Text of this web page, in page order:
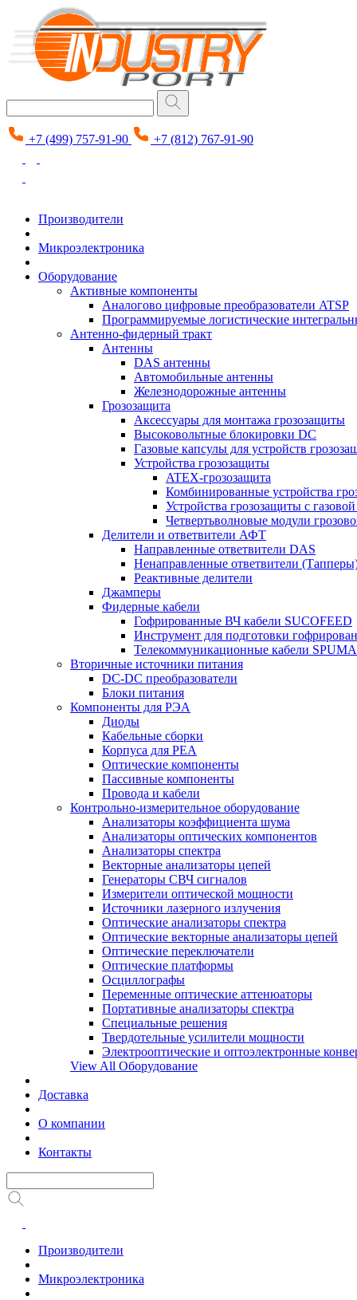
+7 (499) 757-91-90 +7 (812) 767-91-90
Производители
Микроэлектроника
Оборудование
Активные компоненты
Аналогово цифровые преобразователи ATSP
Программируемые логистические
Антенно-фидерный тракт
Антенны
DAS антенны
Автомобильные антенны
Железнодорожные антенны
Грозозащита
Аксессуары для монтажа грозозащиты
Высоковольтные блокировки DC
Газовые капсулы для устройств
Устройства грозозащиты
ATEX-грозозащита
Комбинированные устройства
Устройства грозозащиты с
Четвертьволновые модули
Делители и ответвители АФТ
Направленные ответвители DAS
Ненаправленные ответвители
Реактивные делители
Джамперы
Фидерные кабели
Гофрированные ВЧ кабели SUCOFEED
Инструмент для подготовки
Телекоммуникационные кабели SPUMA
Вторичные источники питания
DC-DC преобразователи
Блоки питания
Компоненты для РЭА
Диоды
Кабельные сборки
Корпуса для РЕА
Оптические компоненты
Пассивные компоненты
Провода и кабели
Контрольно-измерительное оборудование
Анализаторы коэффициента шума
Анализаторы оптических компонентов
Анализаторы спектра
Векторные анализаторы цепей
Генераторы СВЧ сигналов
Измерители оптической мощности
Источники лазерного излучения
Оптические анализаторы спектра
Оптические векторные анализаторы цепей
Оптические переключатели
Оптические платформы
Осциллографы
Переменные оптические аттенюаторы
Портативные анализаторы спектра
Специальные решения
Твердотельные усилители мощности
Электрооптические и оптоэлектронные
View All Оборудование
Доставка
О компании
Контакты
Производители
Микроэлектроника